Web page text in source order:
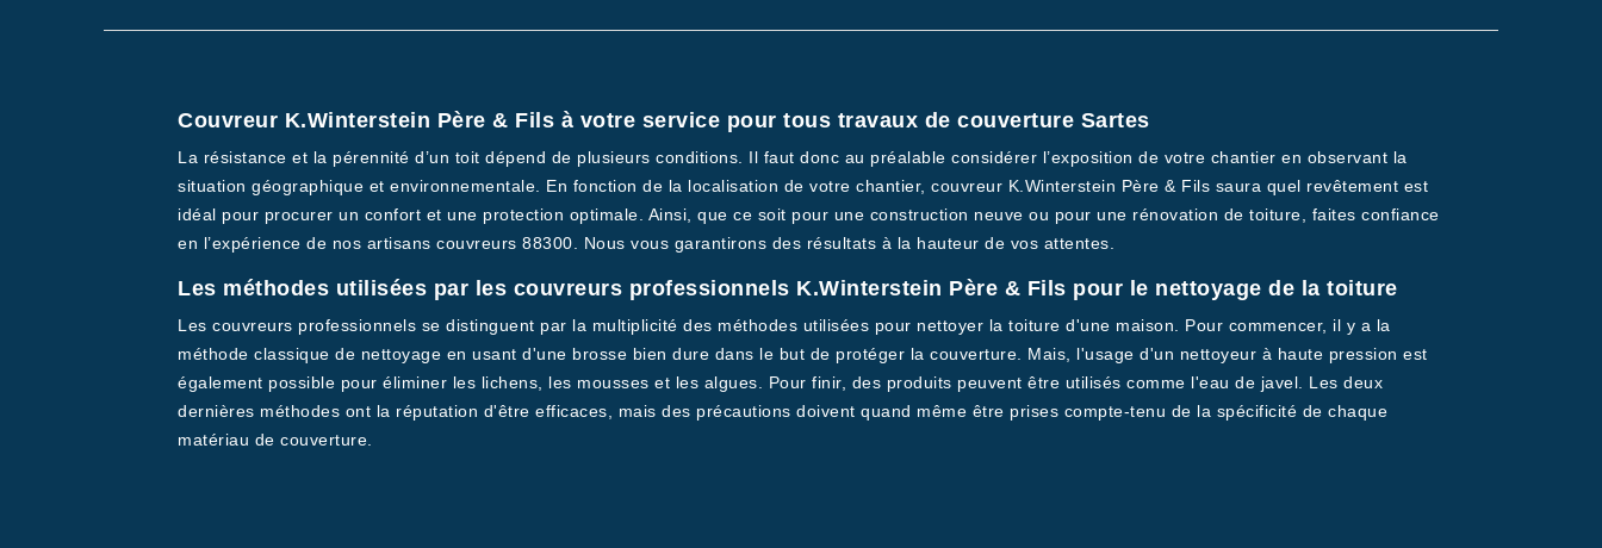
Couvreur K.Winterstein Père & Fils à votre service pour tous travaux de couverture Sartes
La résistance et la pérennité d’un toit dépend de plusieurs conditions. Il faut donc au préalable considérer l’exposition de votre chantier en observant la
situation géographique et environnementale. En fonction de la localisation de votre chantier, couvreur K.Winterstein Père & Fils saura quel revêtement est
idéal pour procurer un confort et une protection optimale. Ainsi, que ce soit pour une construction neuve ou pour une rénovation de toiture, faites confiance
en l’expérience de nos artisans couvreurs 88300. Nous vous garantirons des résultats à la hauteur de vos attentes.
Les méthodes utilisées par les couvreurs professionnels K.Winterstein Père & Fils pour le nettoyage de la toiture
Les couvreurs professionnels se distinguent par la multiplicité des méthodes utilisées pour nettoyer la toiture d'une maison. Pour commencer, il y a la
méthode classique de nettoyage en usant d'une brosse bien dure dans le but de protéger la couverture. Mais, l'usage d'un nettoyeur à haute pression est
également possible pour éliminer les lichens, les mousses et les algues. Pour finir, des produits peuvent être utilisés comme l'eau de javel. Les deux
dernières méthodes ont la réputation d'être efficaces, mais des précautions doivent quand même être prises compte-tenu de la spécificité de chaque
matériau de couverture.